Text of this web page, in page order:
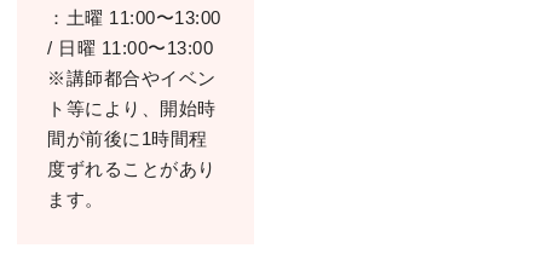
：⼟曜 11:00〜13:00
/ ⽇曜 11:00〜13:00
※講師都合やイベン
ト等により、開始時
間が前後に1時間程
度ずれることがあり
ます。